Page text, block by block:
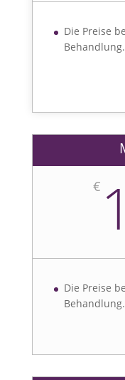
Die Preise
Behandlung.
€
Die Preise
Behandlung.